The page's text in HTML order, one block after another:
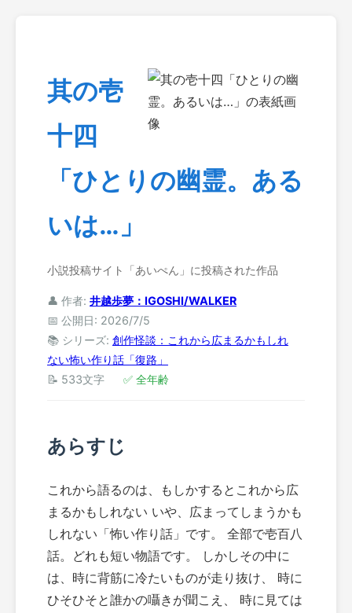
其の壱
十四
「ひとりの幽霊。ある
いは…」
小説投稿サイト「あいぺん」に投稿された作品
👤 作者: 井越歩夢：IGOSHI/WALKER
📅 公開日: 2026/7/5
📚 シリーズ: 創作怪談：これから広まるかもしれ
ない怖い作り話「復路」
📝 533文字
✅ 全年齢
あらすじ
これから語るのは、もしかするとこれから広
まるかもしれない いや、広まってしまうかも
しれない「怖い作り話」です。 全部で壱百八
話。どれも短い物語です。 しかしその中に
は、時に背筋に冷たいものが走り抜け、 時に
ひそひそと誰かの囁きが聞こえ、 時に見ては